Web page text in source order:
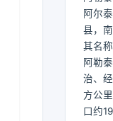
阿尔
县，
其名
阿勒
治、
方公
口约